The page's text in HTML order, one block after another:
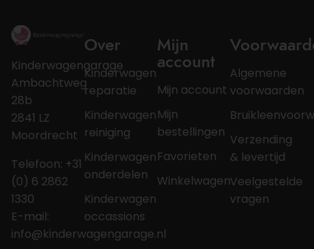
Kinderwagengarage
Ambachtweg
28b
2841 LZ
Moordrecht
Telefoon: +31
(0) 6 2862
1330
E-mail:
info@kinderwagengarage.nl
Over
Kinderwagen
reparatie
Kinderwagen
reiniging
Kinderwagen
onderdelen
Kinderwagen
occassions
Mijn
account
Mijn account
Mijn
bestellingen
Favorieten
Winkelwagen
Algemene
voorwaarden
Verzending
& levertijd
Veelgestelde
vragen